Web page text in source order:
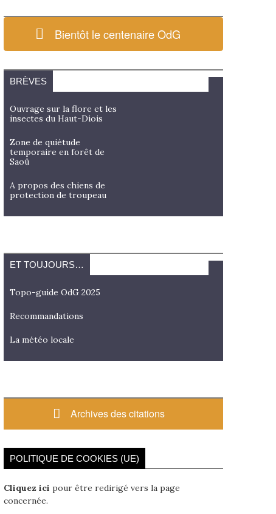
Bientôt le centenaire OdG
BRÈVES
Ouvrage sur la flore et les
insectes du Haut-Diois
Zone de quiétude
temporaire en forêt de
Saoû
A propos des chiens de
protection de troupeau
ET TOUJOURS…
Topo-guide OdG 2025
Recommandations
La météo locale
Archives des citations
POLITIQUE DE COOKIES (UE)
Cliquez ici pour être redirigé vers la page
concernée.